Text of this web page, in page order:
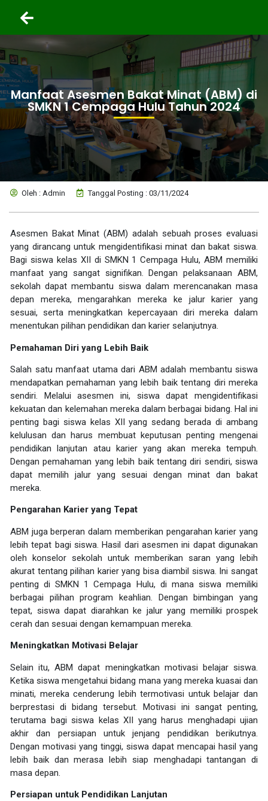
Manfaat Asesmen Bakat Minat (ABM) di
SMKN 1 Cempaga Hulu Tahun 2024
Oleh : Admin Tanggal Posting : 03/11/2024
Asesmen Bakat Minat (ABM) adalah sebuah proses evaluasi
yang dirancang untuk mengidentifikasi minat dan bakat siswa.
Bagi siswa kelas XII di SMKN 1 Cempaga Hulu, ABM memiliki
manfaat yang sangat signifikan. Dengan pelaksanaan ABM,
sekolah dapat membantu siswa dalam merencanakan masa
depan mereka, mengarahkan mereka ke jalur karier yang
sesuai, serta meningkatkan kepercayaan diri mereka dalam
menentukan pilihan pendidikan dan karier selanjutnya.
Pemahaman Diri yang Lebih Baik
Salah satu manfaat utama dari ABM adalah membantu siswa
mendapatkan pemahaman yang lebih baik tentang diri mereka
sendiri. Melalui asesmen ini, siswa dapat mengidentifikasi
kekuatan dan kelemahan mereka dalam berbagai bidang. Hal ini
penting bagi siswa kelas XII yang sedang berada di ambang
kelulusan dan harus membuat keputusan penting mengenai
pendidikan lanjutan atau karier yang akan mereka tempuh.
Dengan pemahaman yang lebih baik tentang diri sendiri, siswa
dapat memilih jalur yang sesuai dengan minat dan bakat
mereka.
Pengarahan Karier yang Tepat
ABM juga berperan dalam memberikan pengarahan karier yang
lebih tepat bagi siswa. Hasil dari asesmen ini dapat digunakan
oleh konselor sekolah untuk memberikan saran yang lebih
akurat tentang pilihan karier yang bisa diambil siswa. Ini sangat
penting di SMKN 1 Cempaga Hulu, di mana siswa memiliki
berbagai pilihan program keahlian. Dengan bimbingan yang
tepat, siswa dapat diarahkan ke jalur yang memiliki prospek
cerah dan sesuai dengan kemampuan mereka.
Meningkatkan Motivasi Belajar
Selain itu, ABM dapat meningkatkan motivasi belajar siswa.
Ketika siswa mengetahui bidang mana yang mereka kuasai dan
minati, mereka cenderung lebih termotivasi untuk belajar dan
berprestasi di bidang tersebut. Motivasi ini sangat penting,
terutama bagi siswa kelas XII yang harus menghadapi ujian
akhir dan persiapan untuk jenjang pendidikan berikutnya.
Dengan motivasi yang tinggi, siswa dapat mencapai hasil yang
lebih baik dan merasa lebih siap menghadapi tantangan di
masa depan.
Persiapan untuk Pendidikan Lanjutan